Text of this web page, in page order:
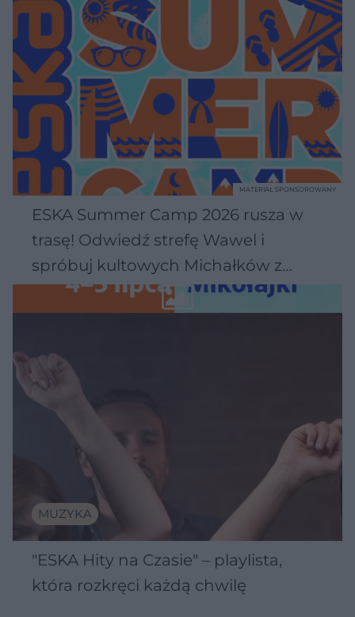
ESKA Summer Camp 2026 rusza w
trasę! Odwiedź strefę Wawel i
spróbuj kultowych Michałków z
Wawelu
MATERIAŁ SPONSOROWANY
MUZYKA
"ESKA Hity na Czasie" – playlista,
która rozkręci każdą chwilę